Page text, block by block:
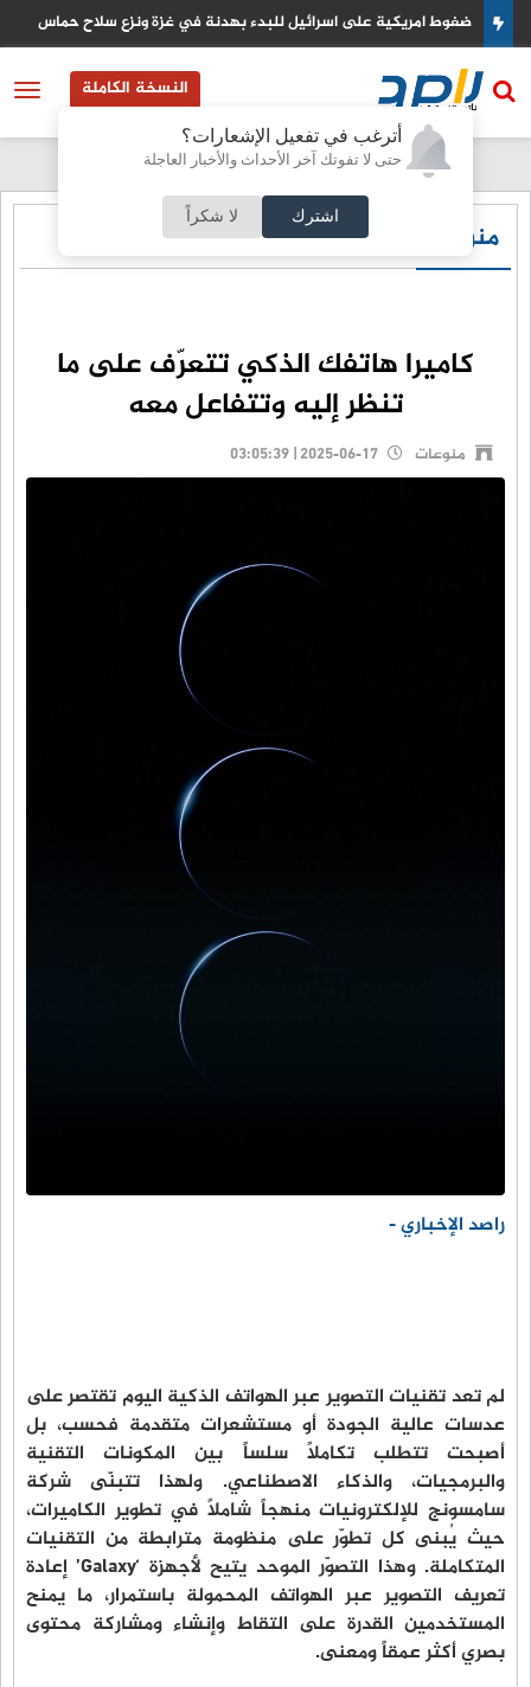
أترغب في تفعيل الإشعارات؟
حتى لا تفوتك آخر الأحداث والأخبار العاجلة
اشترك لا شكراً
ضغوط امريكية على اسرائيل للبدء بهدنة في غزة ونزع سلاح حماس
النسخة الكاملة
منوعات
كاميرا هاتفك الذكي تتعرّف على ما
تنظر إليه وتتفاعل معه
منوعات
راصد الإخباري -
لم تعد تقنيات التصوير عبر الهواتف الذكية اليوم تقتصر على
عدسات عالية الجودة أو مستشعرات متقدمة فحسب، بل
أصبحت تتطلب تكاملًا سلساً بين المكونات التقنية
والبرمجيات، والذكاء الاصطناعي. ولهذا تتبنّى شركة
سامسونج للإلكترونيات منهجاً شاملاً في تطوير الكاميرات،
حيث يُبنى كل تطوّر على منظومة مترابطة من التقنيات
المتكاملة. وهذا التصوّر الموحد يتيح لأجهزة ‘Galaxy’ إعادة
تعريف التصوير عبر الهواتف المحمولة باستمرار، ما يمنح
المستخدمين القدرة على التقاط وإنشاء ومشاركة محتوى
بصري أكثر عمقاً ومعنى.